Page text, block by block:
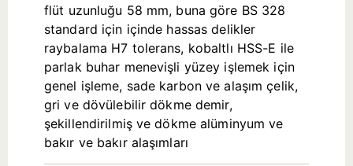
flüt uzunluğu 58 mm, buna göre BS 328
standard için içinde hassas delikler
raybalama H7 tolerans, kobaltlı HSS-E ile
parlak buhar menevişli yüzey işlemek için
genel işleme, sade karbon ve alaşım çelik,
gri ve dövülebilir dökme demir,
şekillendirilmiş ve dökme alüminyum ve
bakır ve bakır alaşımları